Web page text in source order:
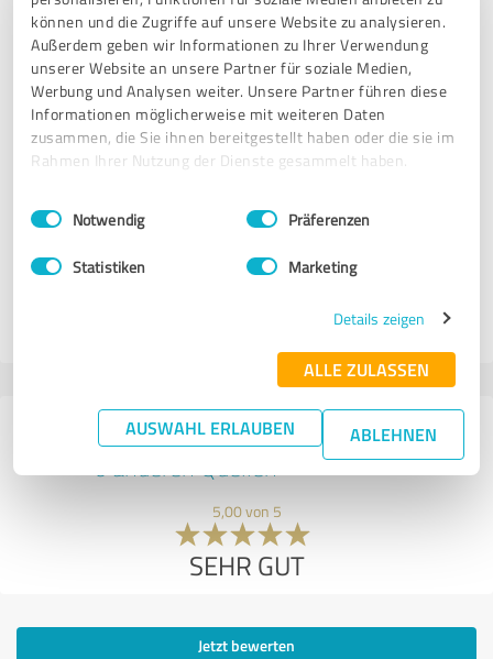
können und die Zugriffe auf unsere Website zu analysieren.
Außerdem geben wir Informationen zu Ihrer Verwendung
unserer Website an unsere Partner für soziale Medien,
Werbung und Analysen weiter. Unsere Partner führen diese
Informationen möglicherweise mit weiteren Daten
zusammen, die Sie ihnen bereitgestellt haben oder die sie im
Rahmen Ihrer Nutzung der Dienste gesammelt haben.
Impressum Datenschutzbestimmungen
Einwilligungsauswahl
Notwendig Präferenzen
Statistiken Marketing
Details zeigen
ALLE ZULASSEN
AUSWAHL ERLAUBEN ABLEHNEN
5,00 von 5
SEHR GUT Empfehlung
Der ganze Auftritt war professionell und serviceorientiert,
sehr empfehlenswert.
Erfahrungsbericht & Bewertung zu:
Gutachten Technik & Controlling GmbH
98 Bewertungen aus
5,00 von 5
SEHR GUT
Jetzt bewerten